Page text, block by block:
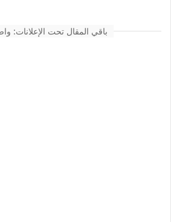
باقي المقال تحت الإعلانات: